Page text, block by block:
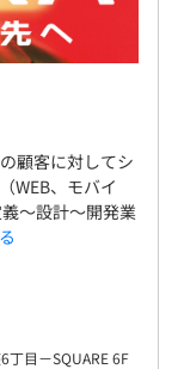
顧客に対してシ
WEB、モバイ
～設計～開発業
目－SQUARE 6F